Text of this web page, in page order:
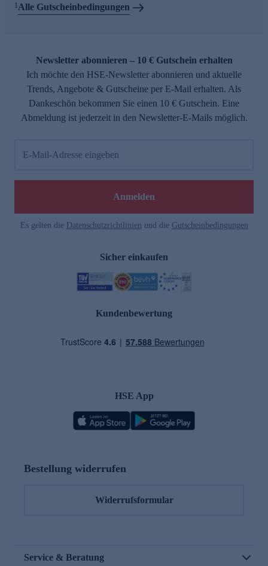
1 Alle Gutscheinbedingungen
Newsletter abonnieren – 10 € Gutschein erhalten
Ich möchte den HSE-Newsletter abonnieren und aktuelle
Trends, Angebote & Gutscheine per E-Mail erhalten. Als
Dankeschön bekommen Sie einen 10 € Gutschein. Eine
Abmeldung ist jederzeit in den Newsletter-E-Mails möglich.
E-Mail-Adresse eingeben
Anmelden
Es gelten die Datenschutzrichtlinien und die Gutscheinbedingungen
Sicher einkaufen
Kundenbewertung
HSE App
Bestellung widerrufen
Widerrufsformular
Service & Beratung